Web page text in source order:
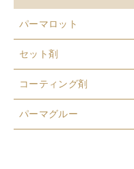
パーマロット
セット剤
コーティング剤
パーマグルー